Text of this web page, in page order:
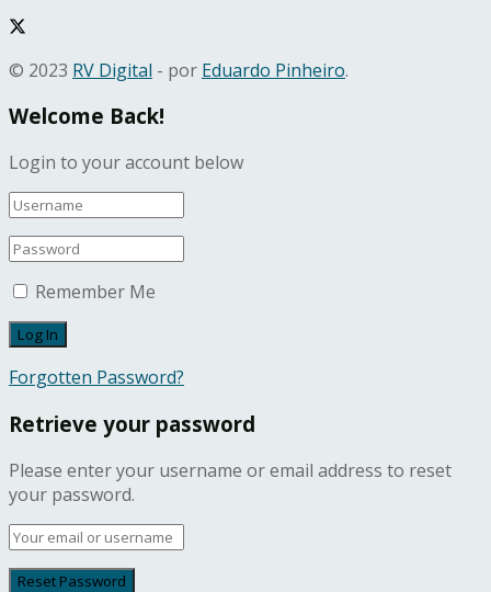
© 2023 RV Digital - por Eduardo Pinheiro.
Welcome Back!
Login to your account below
Remember Me
Forgotten Password?
Retrieve your password
Please enter your username or email address to reset
your password.